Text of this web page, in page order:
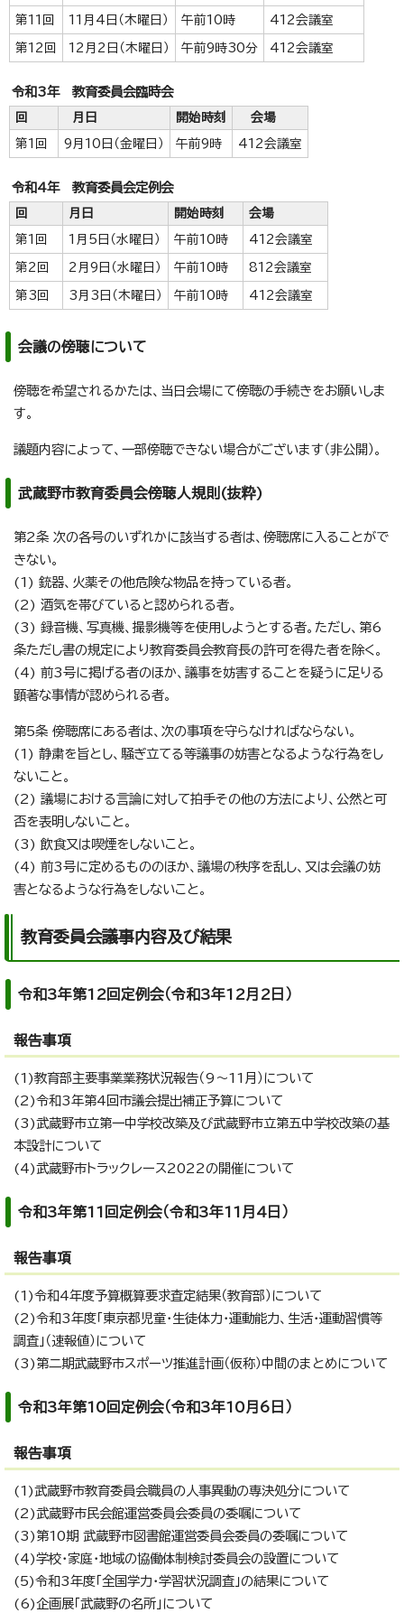
第11回 11月4日（木曜日） 午前10時 412会議室
第12回 12月2日（木曜日） 午前9時30分 412会議室
令和3年 教育委員会臨時会
回 月日 開始時刻 会場
第1回 9月10日（金曜日） 午前9時 412会議室
令和4年 教育委員会定例会
回 月日 開始時刻 会場
第1回 1月5日（水曜日） 午前10時 412会議室
第2回 2月9日（水曜日） 午前10時 812会議室
第3回 3月3日（木曜日） 午前10時 412会議室
会議の傍聴について
傍聴を希望されるかたは、当日会場にて傍聴の手続きをお願いしま
す。
議題内容によって、一部傍聴できない場合がございます（非公開）。
武蔵野市教育委員会傍聴人規則(抜粋)
第2条 次の各号のいずれかに該当する者は、傍聴席に入ることがで
きない。
(1) 銃器、火薬その他危険な物品を持っている者。
(2) 酒気を帯びていると認められる者。
(3) 録音機、写真機、撮影機等を使用しようとする者。ただし、第6
条ただし書の規定により教育委員会教育長の許可を得た者を除く。
(4) 前3号に掲げる者のほか、議事を妨害することを疑うに足りる
顕著な事情が認められる者。
第5条 傍聴席にある者は、次の事項を守らなければならない。
(1) 静粛を旨とし、騒ぎ立てる等議事の妨害となるような行為をし
ないこと。
(2) 議場における言論に対して拍手その他の方法により、公然と可
否を表明しないこと。
(3) 飲食又は喫煙をしないこと。
(4) 前3号に定めるもののほか、議場の秩序を乱し、又は会議の妨
害となるような行為をしないこと。
教育委員会議事内容及び結果
令和3年第12回定例会（令和3年12月2日）
報告事項
(1)教育部主要事業業務状況報告（9～11月）について
(2)令和3年第4回市議会提出補正予算について
(3)武蔵野市立第一中学校改築及び武蔵野市立第五中学校改築の基
本設計について
(4)武蔵野市トラックレース2022の開催について
令和3年第11回定例会（令和3年11月4日）
報告事項
(1)令和4年度予算概算要求査定結果（教育部）について
(2)令和3年度「東京都児童・生徒体力・運動能力、生活・運動習慣等
調査」（速報値）について
(3)第二期武蔵野市スポーツ推進計画（仮称）中間のまとめについて
令和3年第10回定例会（令和3年10月6日）
報告事項
(1)武蔵野市教育委員会職員の人事異動の専決処分について
(2)武蔵野市民会館運営委員会委員の委嘱について
(3)第10期 武蔵野市図書館運営委員会委員の委嘱について
(4)学校・家庭・地域の協働体制検討委員会の設置について
(5)令和3年度「全国学力・学習状況調査」の結果について
(6)企画展「武蔵野の名所」について